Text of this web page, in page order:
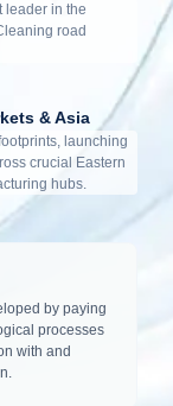
leader in the
road
& Asia
launching
crucial Eastern
hubs.
by paying
processes
with and